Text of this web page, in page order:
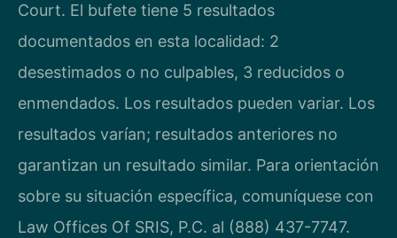
Court. El bufete tiene 5 resultados
documentados en esta localidad: 2
desestimados o no culpables, 3 reducidos o
enmendados. Los resultados pueden variar. Los
resultados varían; resultados anteriores no
garantizan un resultado similar. Para orientación
sobre su situación específica, comuníquese con
Law Offices Of SRIS, P.C. al (888) 437-7747.